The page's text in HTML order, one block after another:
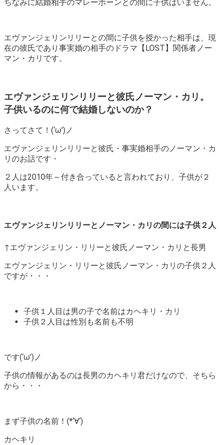
ちなみに結婚相手のマレーホーンとの間に子供はいません。
エヴァンジェリンリリーとの間に子供を授かった相手は、現
在の彼氏であり事実婚の相手のドラマ【LOST】関係者ノー
マン・カリです。
エヴァンジェリンリリーと彼氏ノーマン・カリ。
子供いるのに何で結婚しないのか？
さってさて！(‘ω’)ノ
エヴァンジェリンリリーと彼氏・事実婚相手のノーマン・カ
リのお話です・
２人は2010年～付き合っていると言われており、子供が２
人います。
エヴァンジェリンリリーとノーマン・カリの間には子供２人
↑エヴァンジェリン・リリーと彼氏ノーマン・カリと長男
エヴァンジェリン・リリーと彼氏ノーマン・カリの子供２人
ですが・・・
子供１人目は男の子で名前はカヘキリ・カリ
子供２人目は性別も名前も不明
です(‘ω’)ノ
子供の情報があるのは長男のカヘキリ君だけなので、そちら
から・・・
まず子供の名前！(*‘∀‘)
カヘキリ